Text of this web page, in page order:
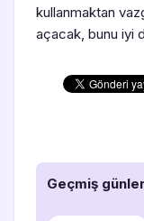
kullanmaktan
açacak, bunu iyi
Geçmiş